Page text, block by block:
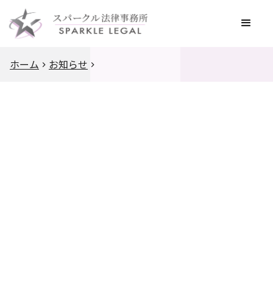
ホーム お知らせ